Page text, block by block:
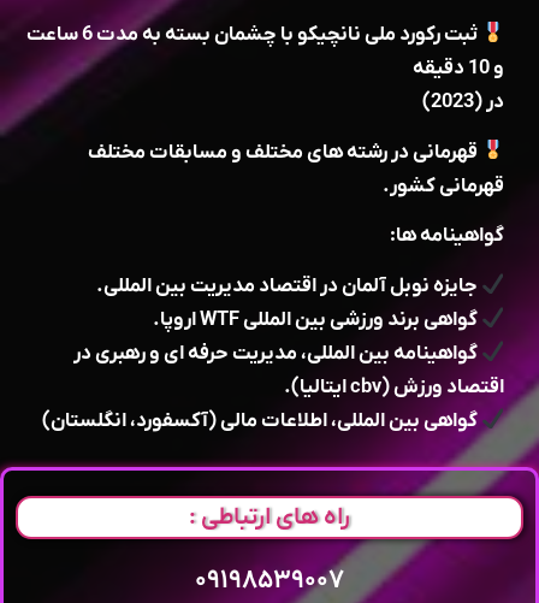
ثبت رکورد ملی نانچیکو با چشمان بسته به مدت 6 ساعت
و 10 دقیقه
در (2023)
قهرمانی در رشته های مختلف و مسابقات مختلف
قهرمانی کشور.
گواهینامه ها:
جایزه نوبل آلمان در اقتصاد مدیریت بین المللی.
گواهی برند ورزشی بین المللی WTF اروپا.
گواهینامه بین المللی، مدیریت حرفه ای و رهبری در
اقتصاد ورزش (cbv ایتالیا).
گواهی بین المللی، اطلاعات مالی (آکسفورد، انگلستان)
راه های ارتباطی :
۰۹۱۹۸۵۳۹۰۰۷